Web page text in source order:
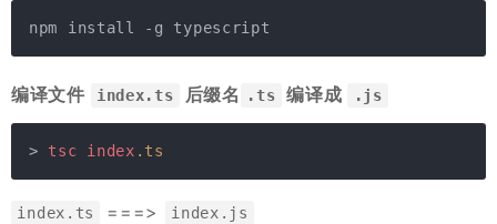
npm install -g typescript
编译文件 index.ts 后缀名 .ts 编译成 .js
> tsc index .ts
index.ts ===> index.js